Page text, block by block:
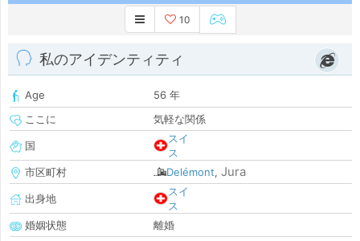
10
私のアイデンティティ
Age
56 年
ここに
気軽な関係
国
スイ
ス
市区町村
Delémont, Jura
出身地
スイ
ス
婚姻状態
離婚